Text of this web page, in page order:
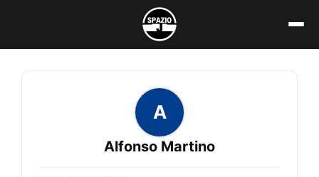
contenuto
A
Alfonso Martino